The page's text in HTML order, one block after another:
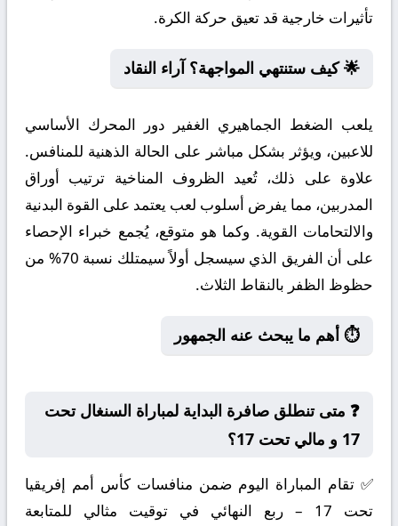
تأثيرات خارجية قد تعيق حركة الكرة.
🌟 كيف ستنتهي المواجهة؟ آراء النقاد
يلعب الضغط الجماهيري الغفير دور المحرك الأساسي
للاعبين، ويؤثر بشكل مباشر على الحالة الذهنية للمنافس.
علاوة على ذلك، تُعيد الظروف المناخية ترتيب أوراق
المدربين، مما يفرض أسلوب لعب يعتمد على القوة البدنية
والالتحامات القوية. وكما هو متوقع، يُجمع خبراء الإحصاء
على أن الفريق الذي سيسجل أولاً سيمتلك نسبة 70% من
حظوظ الظفر بالنقاط الثلاث.
⏱️ أهم ما يبحث عنه الجمهور
❓ متى تنطلق صافرة البداية لمباراة السنغال تحت
17 و مالي تحت 17؟
✅ تقام المباراة اليوم ضمن منافسات كأس أمم إفريقيا
تحت 17 – ربع النهائي في توقيت مثالي للمتابعة